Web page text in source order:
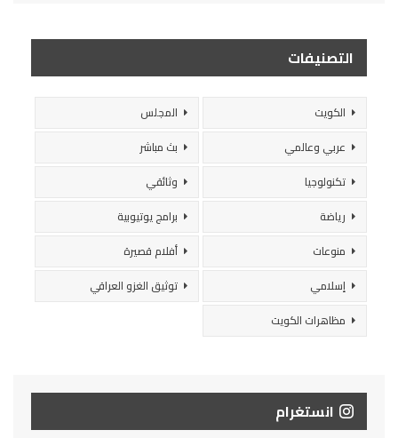
التصنيفات
الكويت
المجلس
عربي وعالمي
بث مباشر
تكنولوجيا
وثائقي
رياضة
برامج يوتيوبية
منوعات
أفلام قصيرة
إسلامي
توثيق الغزو العراقي
مظاهرات الكويت
انستغرام